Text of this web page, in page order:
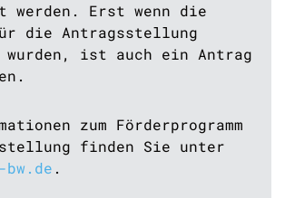
werden. Erst wenn die
die Antragsstellung
wurden, ist auch ein Antrag
zum Förderprogramm
finden Sie unter
.